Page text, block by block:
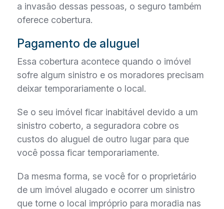
a invasão dessas pessoas, o seguro também
oferece cobertura.
Pagamento de aluguel
Essa cobertura acontece quando o imóvel
sofre algum sinistro e os moradores precisam
deixar temporariamente o local.
Se o seu imóvel ficar inabitável devido a um
sinistro coberto, a seguradora cobre os
custos do aluguel de outro lugar para que
você possa ficar temporariamente.
Da mesma forma, se você for o proprietário
de um imóvel alugado e ocorrer um sinistro
que torne o local impróprio para moradia nas